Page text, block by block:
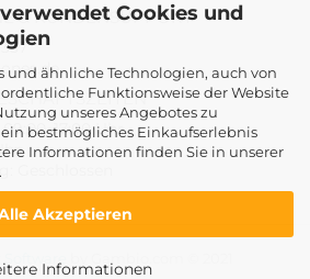
Cookies und
und ähnliche Technologien, auch von
Funktionsweise der Website
unseres Angebotes zu
bestmögliches Einkaufserlebnis
Informationen finden Sie in unserer
.
Akzeptieren
Informationen
& KUNDENSUPPORT
Uhr
Geschlossen